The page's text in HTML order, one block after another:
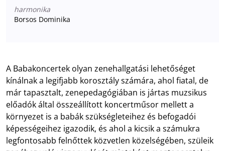
harmonika
Borsos Dominika
A Babakoncertek olyan zenehallgatási lehetőséget
kínálnak a legifjabb korosztály számára, ahol fiatal, de
már tapasztalt, zenepedagógiában is jártas muzsikus
előadók által összeállított koncertműsor mellett a
környezet is a babák szükségleteihez és befogadói
képességeihez igazodik, és ahol a kicsik a számukra
legfontosabb felnőttek közvetlen közelségében, szüleik